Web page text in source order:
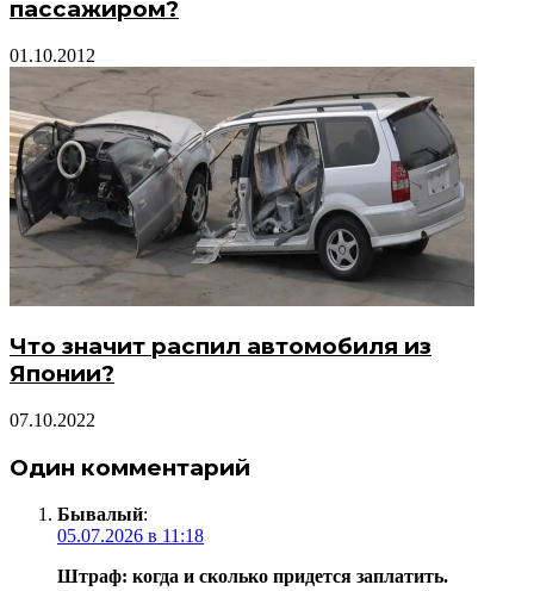
пассажиром?
01.10.2012
Что значит распил автомобиля из
Японии?
07.10.2022
Один комментарий
Бывалый:
05.07.2026 в 11:18
Штраф: когда и сколько придется заплатить.